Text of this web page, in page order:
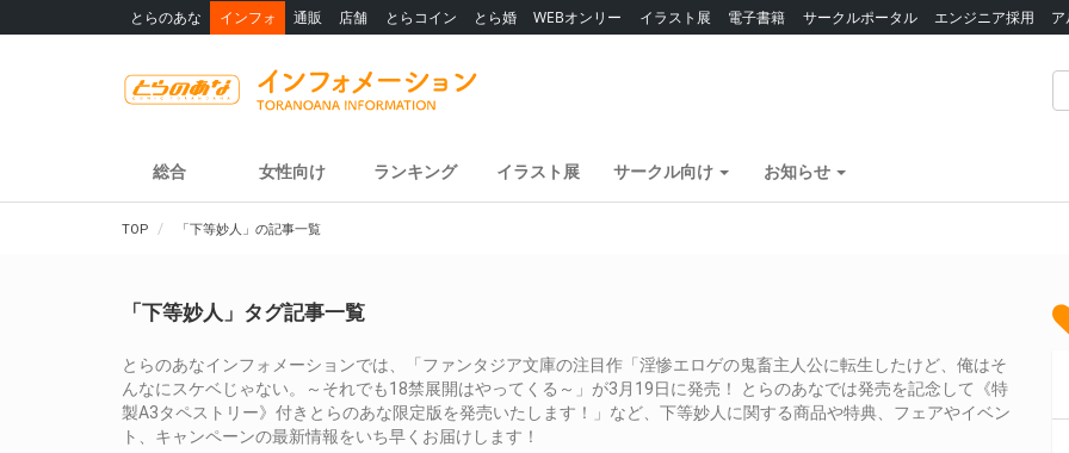
とらのあな インフォ 通販 店舗 とらコイン とら婚 WEBオンリー イラスト展 電子書籍 サークルポータル エンジニア採用
総合 女性向け ランキング イラスト展 サークル向け お知らせ
TOP 「下等妙人」の記事一覧
「下等妙人」タグ記事一覧
とらのあなインフォメーションでは、「ファンタジア文庫の注目作「淫惨エロゲの鬼畜主人公に転生したけど、俺はそ
んなにスケベじゃない。～それでも18禁展開はやってくる～」が3月19日に発売！ とらのあなでは発売を記念して《特
製A3タペストリー》付きとらのあな限定版を発売いたします！」など、下等妙人に関する商品や特典、フェアやイベン
ト、キャンペーンの最新情報をいち早くお届けします！